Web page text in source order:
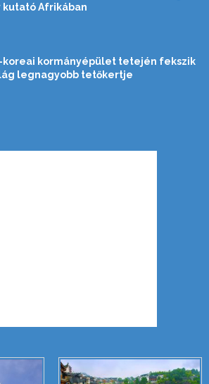
kutató Afrikában
koreai kormányépület tetején fekszik
legnagyobb tetőkertje